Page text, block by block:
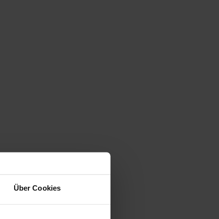
Über Cookies